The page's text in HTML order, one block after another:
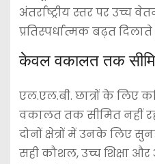
अंतर्राष्ट्रीय स्तर पर उच्च
प्रतिस्पर्धात्मक बढ़त दिलाते
केवल वकालत तक
एल.एल.बी. छात्रों के लिए
वकालत तक सीमित नहीं
दोनों क्षेत्रों में उनके लिए
सही कौशल, उच्च शिक्षा